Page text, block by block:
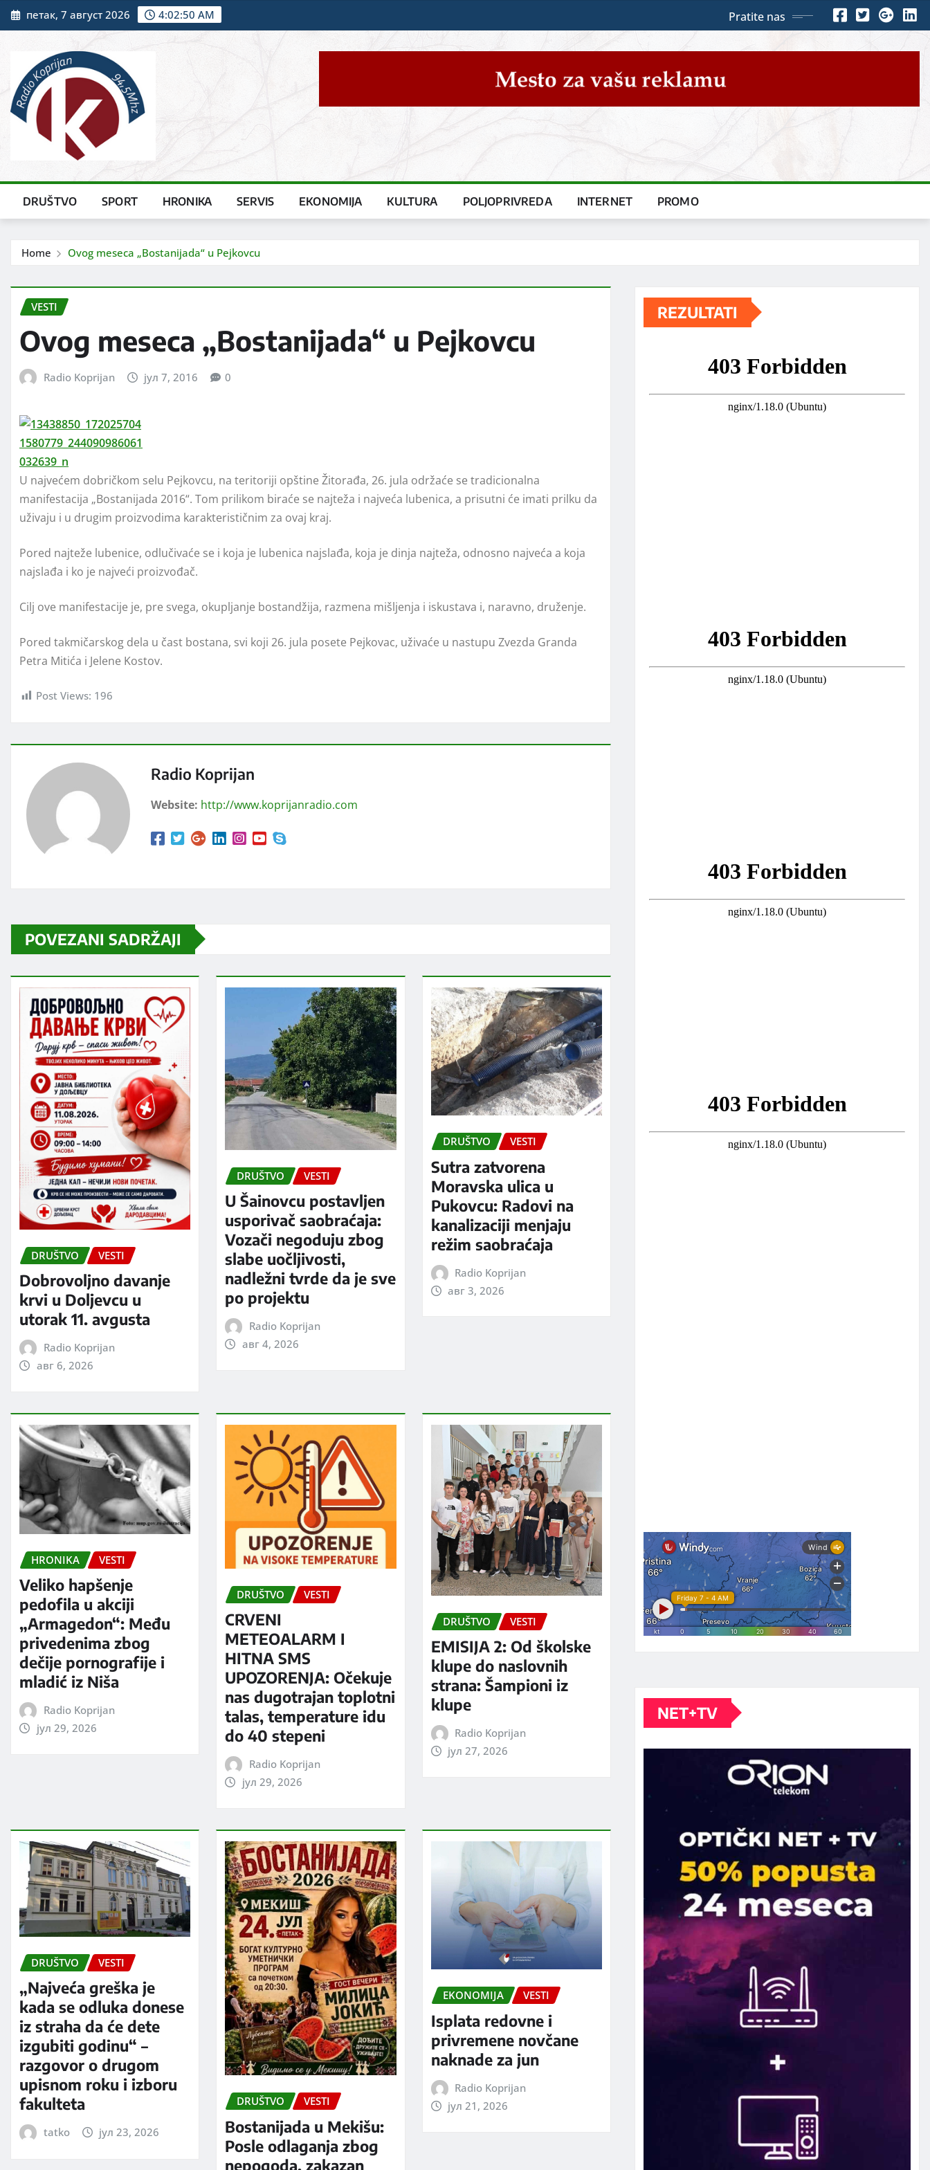
Skip
to
петак, 7 август 2026 4:02:51 AM Pratite nas
DRUŠTVO SPORT HRONIKA SERVIS EKONOMIJA KULTURA POLJOPRIVREDA INTERNET PROMO
Home Ovog meseca „Bostanijada“ u Pejkovcu
VESTI
Ovog meseca „Bostanijada“ u Pejkovcu
Radio Koprijan јул 7, 2016 0
U najvećem dobričkom selu Pejkovcu, na teritoriji opštine Žitorađa, 26. jula održaće se tradicionalna
manifestacija „Bostanijada 2016“. Tom prilikom biraće se najteža i najveća lubenica, a prisutni će imati prilku da
uživaju i u drugim proizvodima karakterističnim za ovaj kraj.
Pored najteže lubenice, odlučivaće se i koja je lubenica najslađa, koja je dinja najteža, odnosno najveća a koja
najslađa i ko je najveći proizvođač.
Cilj ove manifestacije je, pre svega, okupljanje bostandžija, razmena mišljenja i iskustava i, naravno, druženje.
Pored takmičarskog dela u čast bostana, svi koji 26. jula posete Pejkovac, uživaće u nastupu Zvezda Granda
Petra Mitića i Jelene Kostov.
Post Views: 196
Radio Koprijan
Website: http://www.koprijanradio.com
POVEZANI SADRŽAJI
DRUŠTVO VESTI
Dobrovoljno davanje
krvi u Doljevcu u
utorak 11. avgusta
Radio Koprijan
авг 6, 2026
DRUŠTVO VESTI
U Šainovcu postavljen
usporivač saobraćaja:
Vozači negoduju zbog
slabe uočljivosti,
nadležni tvrde da je sve
po projektu
Radio Koprijan
авг 4, 2026
DRUŠTVO VESTI
Sutra zatvorena
Moravska ulica u
Pukovcu: Radovi na
kanalizaciji menjaju
režim saobraćaja
Radio Koprijan
авг 3, 2026
HRONIKA VESTI
Veliko hapšenje
pedofila u akciji
„Armagedon“: Među
privedenima zbog
dečije pornografije i
mladić iz Niša
Radio Koprijan
јул 29, 2026
DRUŠTVO VESTI
CRVENI
METEOALARM I
HITNA SMS
UPOZORENJA: Očekuje
nas dugotrajan toplotni
talas, temperature idu
do 40 stepeni
Radio Koprijan
јул 29, 2026
DRUŠTVO VESTI
EMISIJA 2: Od školske
klupe do naslovnih
strana: Šampioni iz
klupe
Radio Koprijan
јул 27, 2026
DRUŠTVO VESTI
„Najveća greška je
kada se odluka donese
iz straha da će dete
izgubiti godinu“ –
razgovor o drugom
upisnom roku i izboru
fakulteta
tatko јул 23, 2026
DRUŠTVO VESTI
Bostanijada u Mekišu:
Posle odlaganja zbog
nepogoda, zakazan
EKONOMIJA VESTI
Isplata redovne i
privremene novčane
naknade za jun
Radio Koprijan
јул 21, 2026
REZULTATI
NET+TV